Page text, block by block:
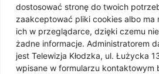
dostosować stronę do twoich
zaakceptować pliki cookies albo ma
ich w przeglądarce, dzięki czemu
żadne informacje. Administratorem
jest Telewizja Kłodzka, ul. Łużycka
wpisane w formularzu kontaktowym
Zapisz moje imię i nazwisko, adres
internetową w tej przeglądarce do